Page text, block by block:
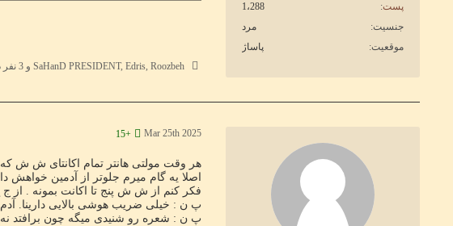
پست
1،288
جنسیت
مرد
موقعیت
پاساژ
SaHanD PRESIDENT, Edris, Roozbeh و 3 نفر دیگر پسند کردند.
Mar 25th 2025
+15
هر وقت مولتی هانتر تمام اکانتای ش ش
اصلا یه گام میرم جلوتر از آدمین
فکر کنم از ش ش پنج تا اکانت بمونه .
پ ن : خیلی ضریب هوشی بالایی دارینا.
پ ن : شعره رو شنیدی میگه چون برافتد